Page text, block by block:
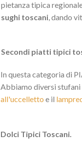
pietanza tipica
sughi toscani , dando
Secondi piatti tipici
In questa categoria di
Abbiamo diversi stufani
all'uccelletto e il
Dolci Tipici Toscani.